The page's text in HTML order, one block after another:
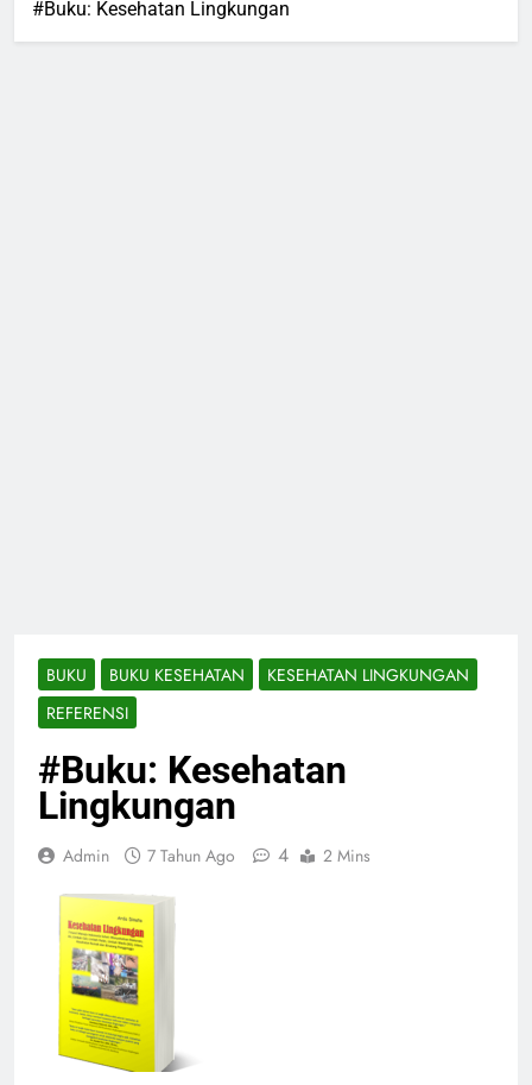
#Buku: Kesehatan Lingkungan
BUKU BUKU KESEHATAN
KESEHATAN LINGKUNGAN
REFERENSI
#Buku: Kesehatan
Lingkungan
Admin 7 Tahun Ago 4 2 Mins